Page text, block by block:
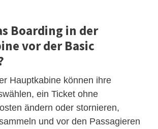
Boarding in der
vor der Basic
Hauptkabine können ihre
ein Ticket ohne
ändern oder stornieren,
und vor den Passagieren